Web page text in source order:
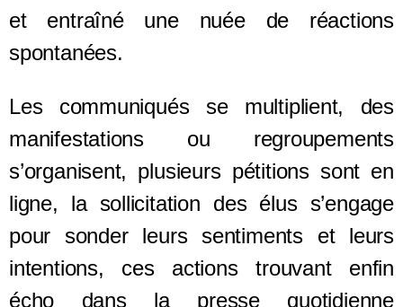
et entraîné une nuée de réactions
spontanées.
Les communiqués se multiplient, des
manifestations ou regroupements
s’organisent, plusieurs pétitions sont en
ligne, la sollicitation des élus s’engage
pour sonder leurs sentiments et leurs
intentions, ces actions trouvant enfin
écho dans la presse quotidienne